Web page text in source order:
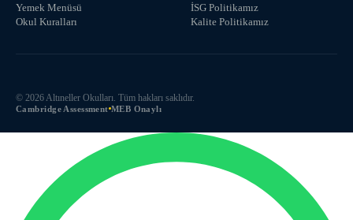
Yemek Menüsü
Okul Kuralları
İSG Politikamız
Kalite Politikamız
© 2026Altıneller Okulları. Tüm hakları saklıdır.
Cambridge Assessment MEB Onaylı